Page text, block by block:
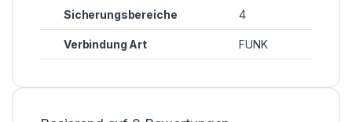
Sicherungsbereiche 4
Verbindung Art FUNK